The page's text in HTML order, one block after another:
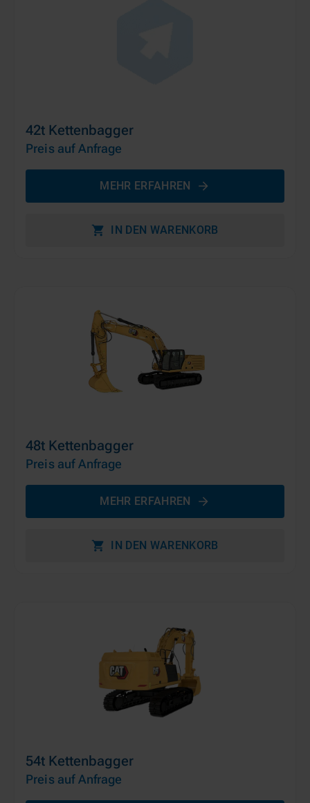
42t Kettenbagger
Preis auf Anfrage
MEHR ERFAHREN
IN DEN WARENKORB
48t Kettenbagger
Preis auf Anfrage
MEHR ERFAHREN
IN DEN WARENKORB
54t Kettenbagger
Preis auf Anfrage